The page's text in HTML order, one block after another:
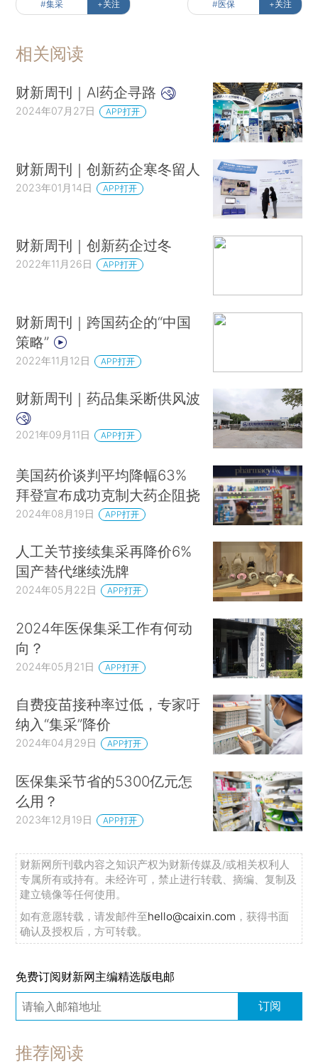
#集采 +关注 #医保 +关注
相关阅读
财新周刊｜AI药企寻路
2024年07月27日 APP打开
财新周刊｜创新药企寒冬留人
2023年01月14日 APP打开
财新周刊｜创新药企过冬
2022年11月26日 APP打开
财新周刊｜跨国药企的“中国
策略”
2022年11月12日 APP打开
财新周刊｜药品集采断供风波
2021年09月11日 APP打开
美国药价谈判平均降幅63%
拜登宣布成功克制大药企阻挠
2024年08月19日 APP打开
人工关节接续集采再降价6%
国产替代继续洗牌
2024年05月22日 APP打开
2024年医保集采工作有何动
向？
2024年05月21日 APP打开
自费疫苗接种率过低，专家吁
纳入“集采”降价
2024年04月29日 APP打开
医保集采节省的5300亿元怎
么用？
2023年12月19日 APP打开
财新网所刊载内容之知识产权为财新传媒及/或相关权利人
专属所有或持有。未经许可，禁止进行转载、摘编、复制及
建立镜像等任何使用。
如有意愿转载，请发邮件至hello@caixin.com ，获得书面
确认及授权后，方可转载。
免费订阅财新网主编精选版电邮
订阅
推荐阅读